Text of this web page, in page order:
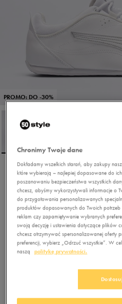
PROMO: DO -30%
PUMA CATCH SOLEIL
5.0 (3
199,99zł -20% (cena bezpośrednio przed
179,99zł -11%(najniższa cena od momentu
159,99złz Vat
Kolor:biały
Chronimy Twoje dane
Dokładamy wszelkich starań, aby zakupy
które wybierają – najlepiej dopasowane do
poszanowaniu bezpieczeństwa wszystkich
chcesz, abyśmy wykorzystywali informacje o
do przygotowania personalizowanych
produktów dopasowanych do Twoich
reklam czy zapamiętywanie wybranych
swoją decyzję i ustawienia dotyczące plików
chcesz otrzymywać spersonalizowanej oferty
preferencji, wybierz „Odrzuć wszystkie”. W
naszą
politykę prywatności.
Dostosuj